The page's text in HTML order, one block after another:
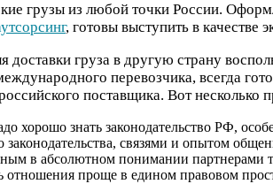
грузы из любой точки России.
, готовы выступить в качестве
груза в другую страну
перевозчика, всегда
поставщика. Вот несколько
хорошо знать законодательство РФ,
связями и опытом
в абсолютном понимании партнерами
проще в едином правовом